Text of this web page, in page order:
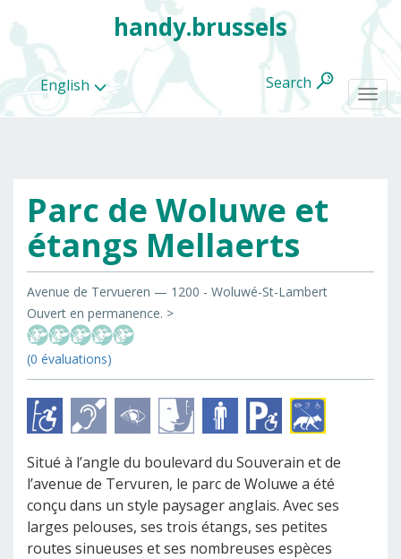
English
handy.brussels
Search
Parc de Woluwe et
étangs Mellaerts
Avenue de Tervueren — 1200 - Woluwé-St-Lambert
Ouvert en permanence. >
(0 évaluations)
Situé à l’angle du boulevard du Souverain et de
l’avenue de Tervuren, le parc de Woluwe a été
conçu dans un style paysager anglais. Avec ses
larges pelouses, ses trois étangs, ses petites
routes sinueuses et ses nombreuses espèces
All
categories